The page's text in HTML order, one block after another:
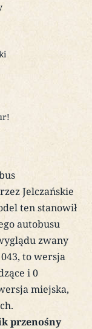
Jelczańskie
ten stanowił
autobusu
zwany
to wersja
i 0
miejska,
przenośny